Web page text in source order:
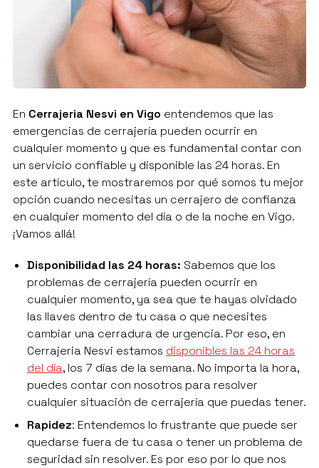
En Cerrajeria Nesvi en Vigo entendemos que las
emergencias de cerrajería pueden ocurrir en
cualquier momento y que es fundamental contar con
un servicio confiable y disponible las 24 horas. En
este artículo, te mostraremos por qué somos tu mejor
opción cuando necesitas un cerrajero de confianza
en cualquier momento del día o de la noche en Vigo.
¡Vamos allá!
Disponibilidad las 24 horas: Sabemos que los
problemas de cerrajería pueden ocurrir en
cualquier momento, ya sea que te hayas olvidado
las llaves dentro de tu casa o que necesites
cambiar una cerradura de urgencia. Por eso, en
Cerrajeria Nesvi estamos disponibles las 24 horas
del día, los 7 días de la semana. No importa la hora,
puedes contar con nosotros para resolver
cualquier situación de cerrajería que puedas tener.
Rapidez: Entendemos lo frustrante que puede ser
quedarse fuera de tu casa o tener un problema de
seguridad sin resolver. Es por eso por lo que nos